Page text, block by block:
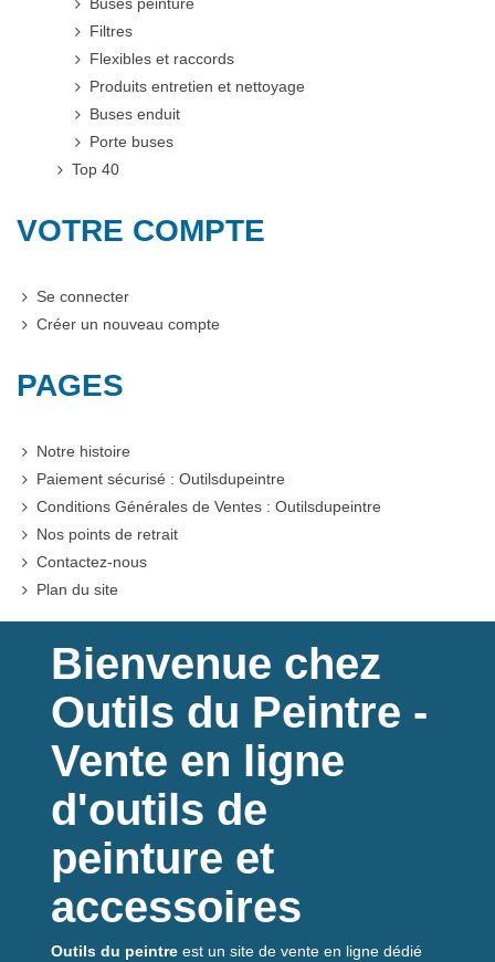
Buses peinture
Filtres
Flexibles et raccords
Produits entretien et nettoyage
Buses enduit
Porte buses
Top 40
VOTRE COMPTE
Se connecter
Créer un nouveau compte
PAGES
Notre histoire
Paiement sécurisé : Outilsdupeintre
Conditions Générales de Ventes : Outilsdupeintre
Nos points de retrait
Contactez-nous
Plan du site
Bienvenue chez
Outils du Peintre -
Vente en ligne
d'outils de
peinture et
accessoires
Outils du peintre est un site de vente en ligne dédié